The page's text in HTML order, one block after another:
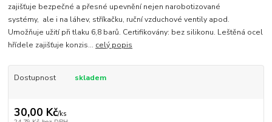
zajišťuje bezpečné a přesné upevnění nejen narobotizované
systémy, ale i na láhev, stříkačku, ruční vzduchové ventily apod.
Umožňuje užití při tlaku 6,8 barů. Certifikovány: bez silikonu. Leštěná ocel
hřídele zajišťuje konzis... celý popis
Dostupnost skladem
30,00 Kč/ks